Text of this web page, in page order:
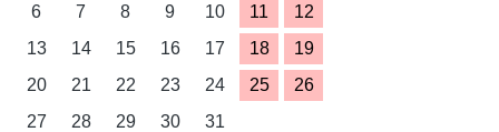
6
7 8 9 10 11
12
13
14 15 16 17 18
19
20
21 22 23 24 25
26
27
28 29 30 31